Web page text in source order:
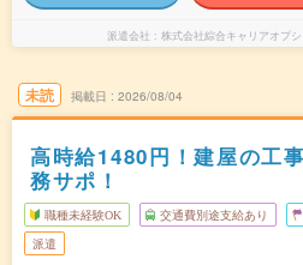
派遣会社 株式会社綜合キャリアオプ
未読 掲載日 2026/08/04
高時給1480円！建屋の工
務サポ！
職種未経験OK 交通費別途支給あり
派遣